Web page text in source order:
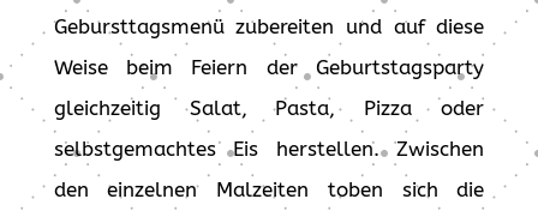
Gebursttagsmenü zubereiten und auf diese
Weise beim Feiern der Geburtstagsparty
gleichzeitig Salat, Pasta, Pizza oder
selbstgemachtes Eis herstellen. Zwischen
den einzelnen Malzeiten toben sich die